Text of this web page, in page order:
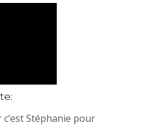
Stéphanie pour